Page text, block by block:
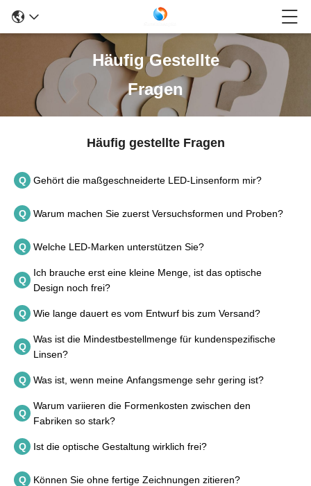
Häufig Gestellte
Fragen
Häufig gestellte Fragen
Q Gehört die maßgeschneiderte LED-Linsenform mir?
Q Warum machen Sie zuerst Versuchsformen und Proben?
Q Welche LED-Marken unterstützen Sie?
Q
Ich brauche erst eine kleine Menge, ist das optische
Design noch frei?
Q Wie lange dauert es vom Entwurf bis zum Versand?
Q
Was ist die Mindestbestellmenge für kundenspezifische
Linsen?
Q Was ist, wenn meine Anfangsmenge sehr gering ist?
Q
Warum variieren die Formenkosten zwischen den
Fabriken so stark?
Q Ist die optische Gestaltung wirklich frei?
Q Können Sie ohne fertige Zeichnungen zitieren?